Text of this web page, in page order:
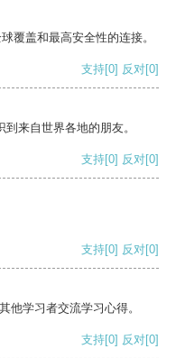
覆盖和最高安全性的连接。
支持[0] 反对[0]
来自世界各地的朋友。
支持[0] 反对[0]
支持[0] 反对[0]
他学习者交流学习心得。
支持[0] 反对[0]